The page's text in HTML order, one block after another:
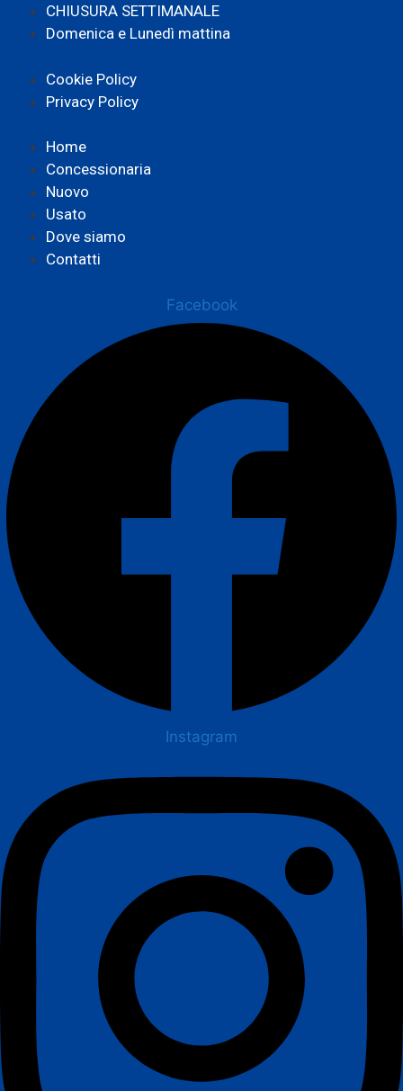
CHIUSURA SETTIMANALE
Domenica e Lunedì mattina
Cookie Policy
Privacy Policy
Home
Concessionaria
Nuovo
Usato
Dove siamo
Contatti
Facebook
Instagram